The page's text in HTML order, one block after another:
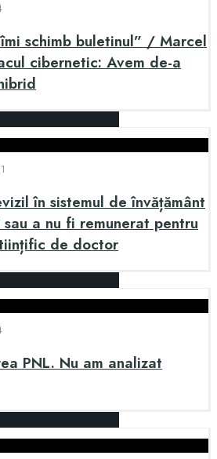
schimb buletinul” / Marcel
cibernetic: Avem de-a
în sistemul de învățământ
a nu fi remunerat pentru
de doctor
PNL. Nu am analizat